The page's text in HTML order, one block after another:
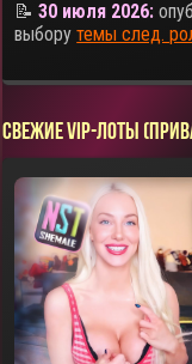
📝30 июля 2026:
выборутемы след.
СВЕЖИЕ VIP-ЛОТЫ